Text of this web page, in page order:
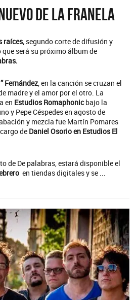
de La Franela
raíces, segundo corte de difusión y
será su próximo álbum de
Fernández, en la canción se cruzan el
madre y el amor por el otro. La
en Estudios Romaphonicbajo la
y Pepe Céspedes en agosto de
y mezcla fue Martín Pomares
de Daniel Osorio en Estudios El
de De palabras, estará disponible el
en tiendas digitales y se ...